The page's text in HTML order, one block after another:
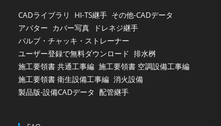
CADライブラリ HI-TS継手 その他-CADデータ
アバター カバー写真
ドレネジ継手
バルブ・チャッキ・ストレーナー
ユーザー登録で無料ダウンロード 排水桝
施工要領書 共通工事編 施工要領書 空調設備工事編
施工要領書 衛生設備工事編 消火設備
製品版-設備CADデータ 配管継手